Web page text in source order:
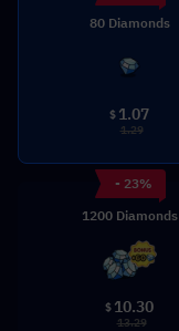
80 Diamonds
$ 1.07
1.29
- 23%
1200 Diamonds
$ 10.30
13.29